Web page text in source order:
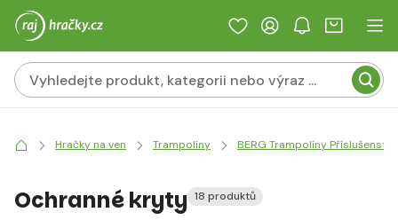
Hračky na ven Trampolíny BERG Trampolíny Příslušenství
Ochranné kryty 18 produktů